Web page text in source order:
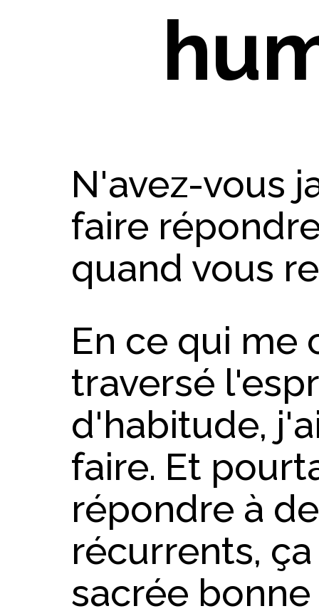
N'avez-vous
faire
quand vous
En ce qui me
traversé
d'habitude,
faire. Et
répondre à
récurrents,
sacrée bonne